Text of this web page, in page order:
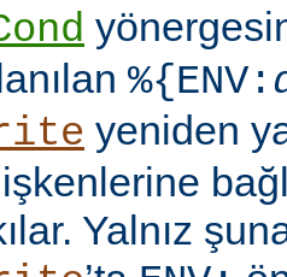
%{ENV:
yeniden
Yalnız